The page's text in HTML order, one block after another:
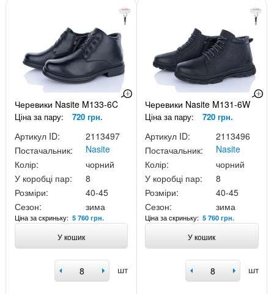
Черевики Nasite M133-6C
Ціна за пару: 720 грн.
Артикул ID:
2113497
Постачальник:
Nasite
Колір:
чорний
У коробці пар:
8
Розміри:
40-45
Сезон:
зима
Ціна за скриньку: 5 760 грн.
У кошик
шт
Черевики Nasite M131-6W
Ціна за пару: 720 грн.
Артикул ID:
2113496
Постачальник:
Nasite
Колір:
чорний
У коробці пар:
8
Розміри:
40-45
Сезон:
зима
Ціна за скриньку:5 760 грн.
У кошик
шт